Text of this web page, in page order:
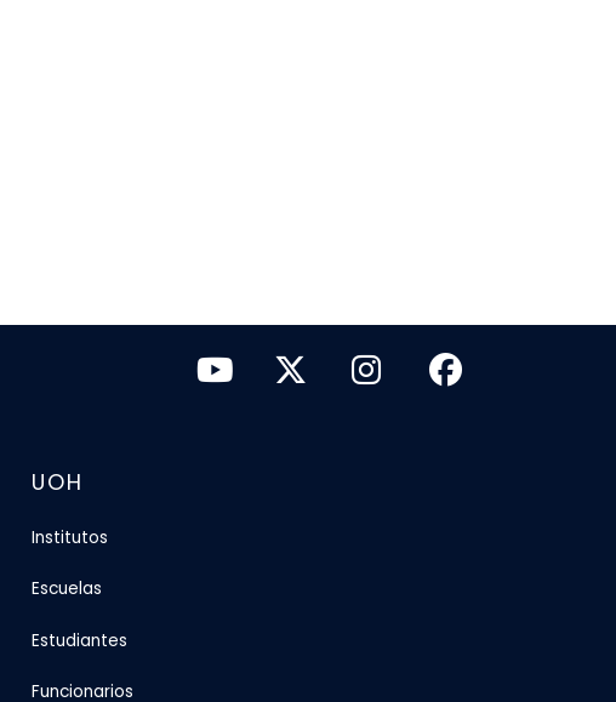
UOH
Institutos
Escuelas
Estudiantes
Funcionarios